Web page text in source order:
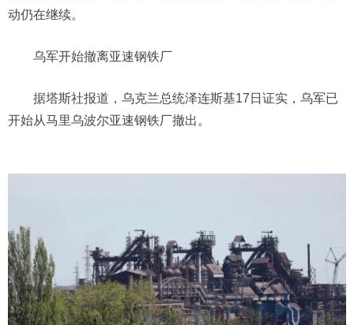
动仍在继续。
乌军开始撤离亚速钢铁厂
据塔斯社报道，乌克兰总统泽连斯基17日证实，乌军已
开始从马里乌波尔亚速钢铁厂撤出。